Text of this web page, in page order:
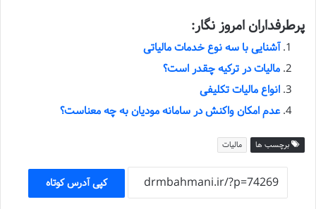
پرطرفداران امروز نگار:
آشنایی با سه نوع خدمات مالیاتی
مالیات در ترکیه چقدر است؟
انواع مالیات تکلیفی
عدم امکان واکنش در سامانه مودیان به چه معناست؟
برچسب ها مالیات
کپی آدرس کوتاه